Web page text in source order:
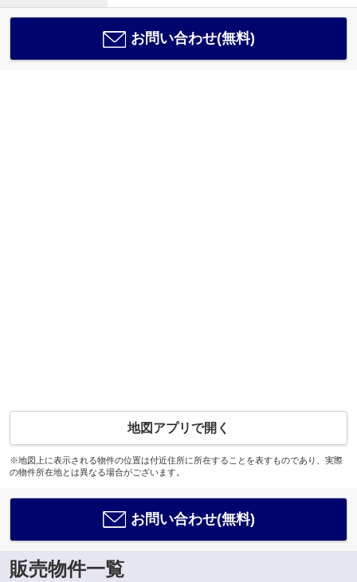
お問い合わせ(無料)
地図アプリで開く
※地図上に表示される物件の位置は付近住所に所在することを表すものであり、実際
の物件所在地とは異なる場合がございます。
お問い合わせ(無料)
販売物件一覧